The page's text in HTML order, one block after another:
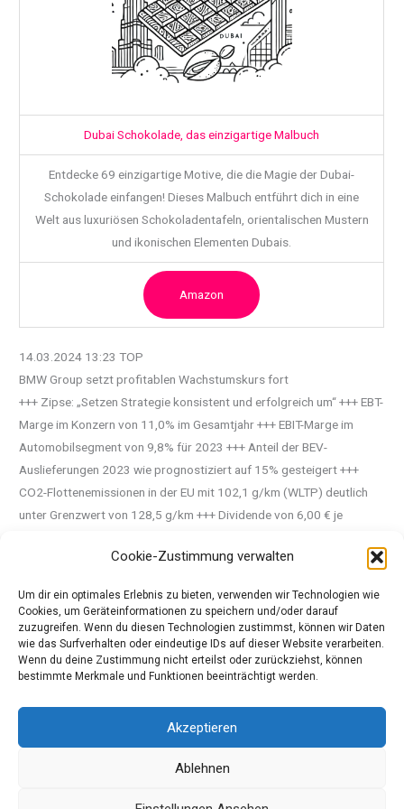
Cookie-Zustimmung verwalten
Um dir ein optimales Erlebnis zu bieten, verwenden wir Technologien wie
Cookies, um Geräteinformationen zu speichern und/oder darauf
zuzugreifen. Wenn du diesen Technologien zustimmst, können wir Daten
wie das Surfverhalten oder eindeutige IDs auf dieser Website verarbeiten.
Wenn du deine Zustimmung nicht erteilst oder zurückziehst, können
bestimmte Merkmale und Funktionen beeinträchtigt werden.
Akzeptieren
Ablehnen
Dubai Schokolade, das einzigartige Malbuch
Entdecke 69 einzigartige Motive, die die Magie der Dubai-
Schokolade einfangen! Dieses Malbuch entführt dich in eine
Welt aus luxuriösen Schokoladentafeln, orientalischen Mustern
und ikonischen Elementen Dubais.
Amazon
14.03.2024 13:23 TOP
BMW Group setzt profitablen Wachstumskurs fort
+++ Zipse: „Setzen Strategie konsistent und erfolgreich um“ +++ EBT-
Marge im Konzern von 11,0% im Gesamtjahr +++ EBIT-Marge im
Automobilsegment von 9,8% für 2023 +++ Anteil der BEV-
Auslieferungen 2023 wie prognostiziert auf 15% gesteigert +++
CO2-Flottenemissionen in der EU mit 102,1 g/km (WLTP) deutlich
unter Grenzwert von 128,5 g/km +++ Dividende von 6,00 € je
Quelle: Pressemeldung BMW Group
←Vorheriger Beitrag Nächster Beitrag